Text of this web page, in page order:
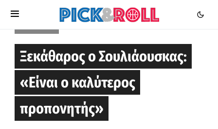
Ξεκάθαρος ο Σουλιάουσκας:
«Είναι ο καλύτερος
προπονητής»